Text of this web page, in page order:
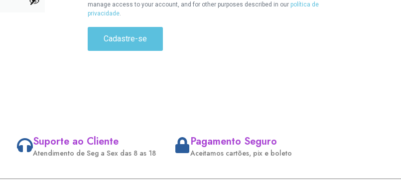
manage access to your account, and for other purposes described in our política de
privacidade.
Cadastre-se
Suporte ao Cliente
Atendimento de Seg a Sex das 8 as 18
Pagamento Seguro
Aceitamos cartões, pix e boleto